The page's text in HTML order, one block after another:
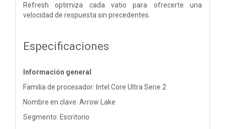
Refresh optimiza cada vatio para ofrecerte una
velocidad de respuesta sin precedentes.
Especificaciones
Información general
Familia de procesador: Intel Core Ultra Serie 2
Nombre en clave: Arrow Lake
Segmento: Escritorio